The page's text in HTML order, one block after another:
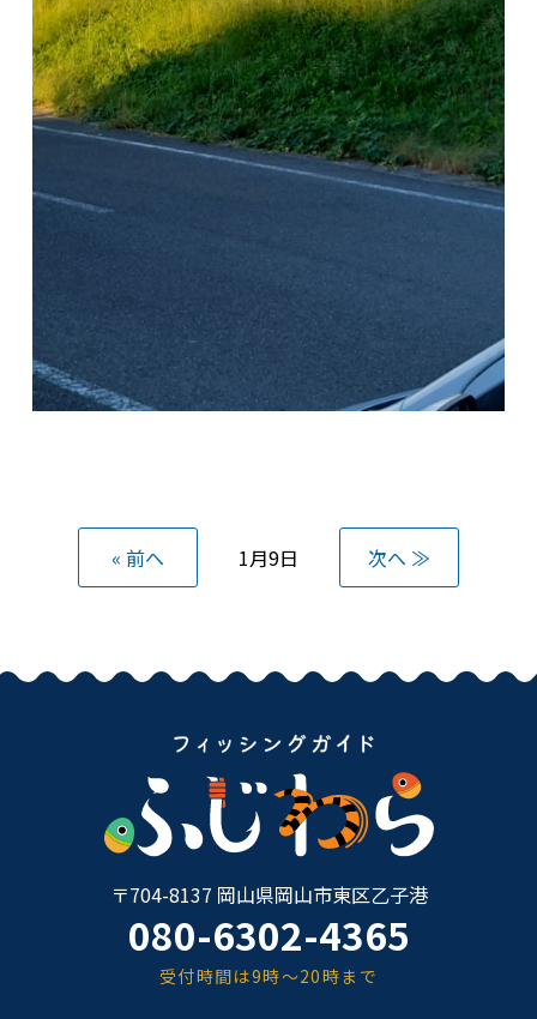
« 前へ 1月9日 次へ ≫
〒704-8137 岡山県岡山市東区乙子港
080-6302-4365
受付時間は9時～20時まで